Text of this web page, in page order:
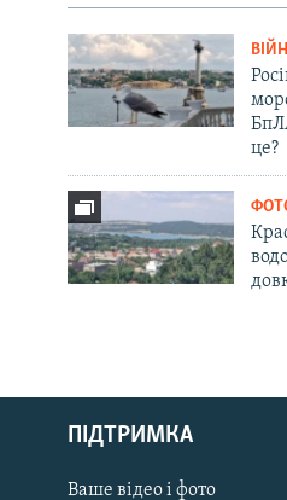
Русский
Qırımtatar
це?
ПІДТРИМКА
Ваше відео і фото